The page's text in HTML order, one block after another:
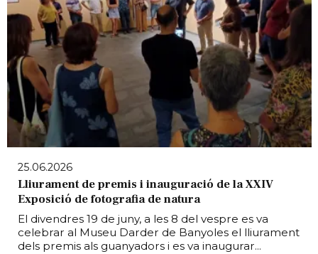
25.06.2026
Lliurament de premis i inauguració de la XXIV
Exposició de fotografia de natura
El divendres 19 de juny, a les 8 del vespre es va
celebrar al Museu Darder de Banyoles el lliurament
dels premis als guanyadors i es va inaugurar...